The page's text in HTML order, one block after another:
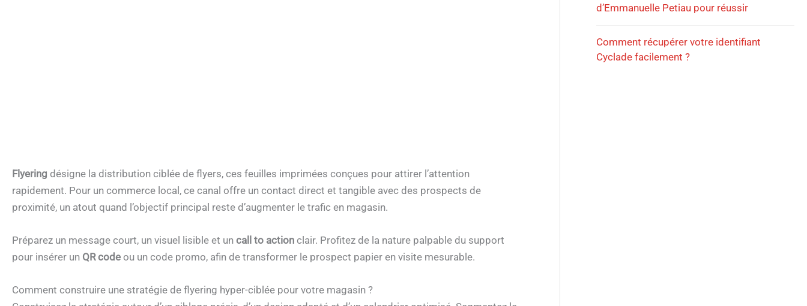
Flyering désigne la distribution ciblée de flyers, ces feuilles imprimées conçues pour attirer l’attention
rapidement. Pour un commerce local, ce canal offre un contact direct et tangible avec des prospects de
proximité, un atout quand l’objectif principal reste d’augmenter le trafic en magasin.
Préparez un message court, un visuel lisible et un call to action clair. Profitez de la nature palpable du support
pour insérer un QR code ou un code promo, afin de transformer le prospect papier en visite mesurable.
Comment construire une stratégie de flyering hyper-ciblée pour votre magasin ?
d’Emmanuelle Petiau pour réussir
Comment récupérer votre identifiant
Cyclade facilement ?